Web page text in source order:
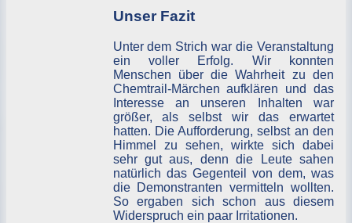
Unser Fazit
Unter dem Strich war die Veranstaltung
ein voller Erfolg. Wir konnten
Menschen über die Wahrheit zu den
Chemtrail-Märchen aufklären und das
Interesse an unseren Inhalten war
größer, als selbst wir das erwartet
hatten. Die Aufforderung, selbst an den
Himmel zu sehen, wirkte sich dabei
sehr gut aus, denn die Leute sahen
natürlich das Gegenteil von dem, was
die Demonstranten vermitteln wollten.
So ergaben sich schon aus diesem
Widerspruch ein paar Irritationen.